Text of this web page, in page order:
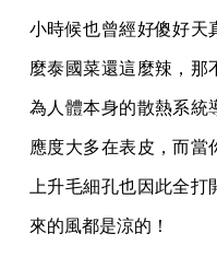
小時候也曾經好傻好天
麼泰國菜還這麼辣，那
為人體本身的散熱系統
應度大多在表皮，而當
上升毛細孔也因此全
來的風都是涼的！